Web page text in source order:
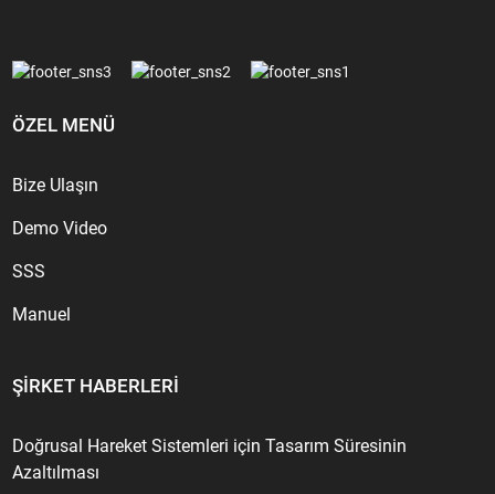
ÖZEL MENÜ
Bize Ulaşın
Demo Video
SSS
Manuel
ŞIRKET HABERLERI
Doğrusal Hareket Sistemleri için Tasarım Süresinin
Azaltılması